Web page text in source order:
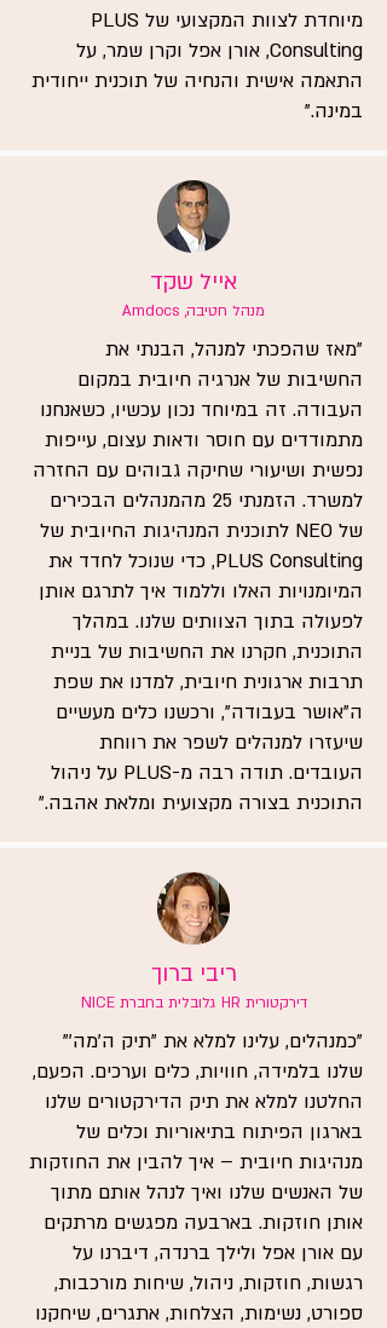
מיוחדת לצוות המקצועי של PLUS
Consulting, אורן אפל וקרן שמר, על
התאמה אישית והנחיה של תוכנית ייחודית
במינה."
אייל שקד
מנהל חטיבה, Amdocs
"מאז שהפכתי למנהל, הבנתי את
החשיבות של אנרגיה חיובית במקום
העבודה. זה במיוחד נכון עכשיו, כשאנחנו
מתמודדים עם חוסר ודאות עצום, עייפות
נפשית ושיעורי שחיקה גבוהים עם החזרה
למשרד. הזמנתי 25 מהמנהלים הבכירים
של NEO לתוכנית המנהיגות החיובית של
PLUS Consulting, כדי שנוכל לחדד את
המיומנויות האלו וללמוד איך לתרגם אותן
לפעולה בתוך הצוותים שלנו. במהלך
התוכנית, חקרנו את החשיבות של בניית
תרבות ארגונית חיובית, למדנו את שפת
ה"אושר בעבודה", ורכשנו כלים מעשיים
שיעזרו למנהלים לשפר את רווחת
העובדים. תודה רבה מ-PLUS על ניהול
התוכנית בצורה מקצועית ומלאת אהבה."
ריבי ברוך
דירקטורית HR גלובלית בחברת NICE
"כמנהלים, עלינו למלא את "תיק ה'מה'"
שלנו בלמידה, חוויות, כלים וערכים. הפעם,
החלטנו למלא את תיק הדירקטורים שלנו
בארגון הפיתוח בתיאוריות וכלים של
מנהיגות חיובית – איך להבין את החוזקות
של האנשים שלנו ואיך לנהל אותם מתוך
אותן חוזקות. בארבעה מפגשים מרתקים
עם אורן אפל ולילך ברנדה, דיברנו על
רגשות, חוזקות, ניהול, שיחות מורכבות,
ספורט, נשימות, הצלחות, אתגרים, שיחקנו